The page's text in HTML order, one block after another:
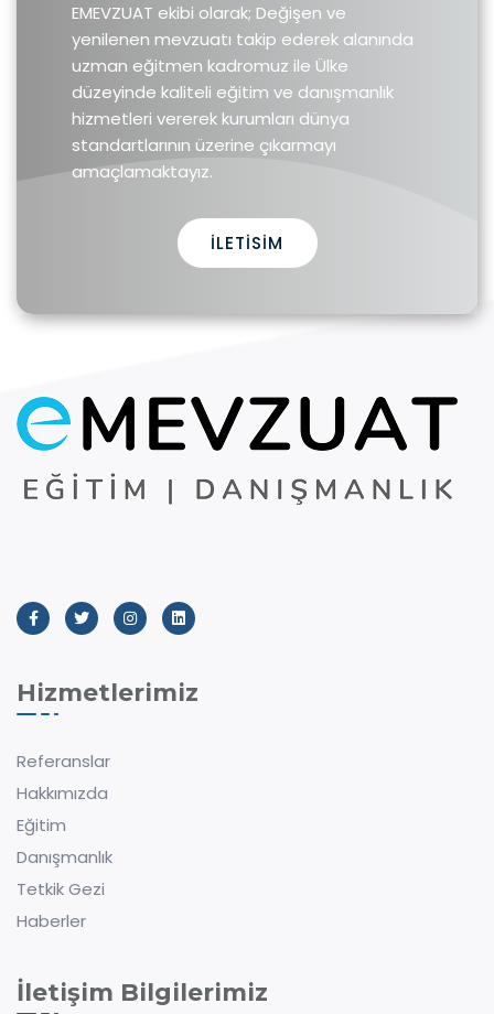
EMEVZUAT ekibi olarak; Değişen ve
yenilenen mevzuatı takip ederek alanında
uzman eğitmen kadromuz ile Ülke
düzeyinde kaliteli eğitim ve danışmanlık
hizmetleri vererek kurumları dünya
standartlarının üzerine çıkarmayı
amaçlamaktayız.
İLETISIM
Hizmetlerimiz
Referanslar
Hakkımızda
Eğitim
Danışmanlık
Tetkik Gezi
Haberler
İletişim Bilgilerimiz